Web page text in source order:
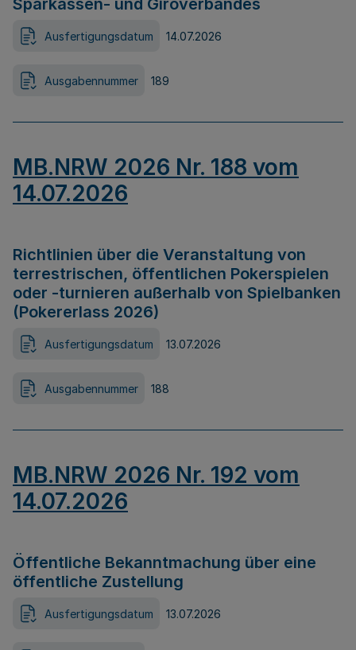
Sparkassen- und Giroverbandes
Ausfertigungsdatum 14.07.2026
Ausgabennummer 189
MB.NRW 2026 Nr. 188 vom
14.07.2026
Richtlinien über die Veranstaltung von
terrestrischen, öffentlichen Pokerspielen
oder -turnieren außerhalb von Spielbanken
(Pokererlass 2026)
Ausfertigungsdatum 13.07.2026
Ausgabennummer 188
MB.NRW 2026 Nr. 192 vom
14.07.2026
Öffentliche Bekanntmachung über eine
öffentliche Zustellung
Ausfertigungsdatum 13.07.2026